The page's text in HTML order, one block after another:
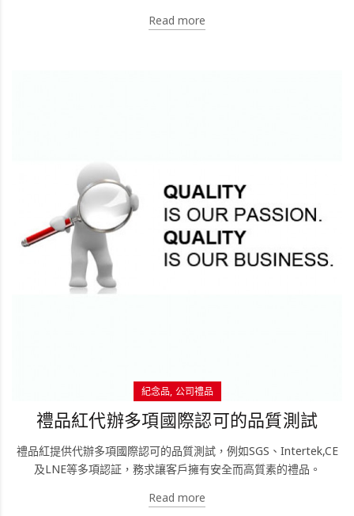
Read more
紀念品 公司禮品
禮品紅代辦多項國際認可的品質測試
禮品紅提供代辦多項國際認可的品質測試，例如SGS、Intertek,CE
及LNE等多項認証，務求讓客戶擁有安全而高質素的禮品。
Read more